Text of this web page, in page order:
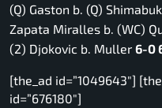
(Q) Gaston b. (Q)
Zapata Miralles b. (WC)
(2) Djokovic b. Muller 6-0
[the_ad id=”1049643″]
id=”676180″]